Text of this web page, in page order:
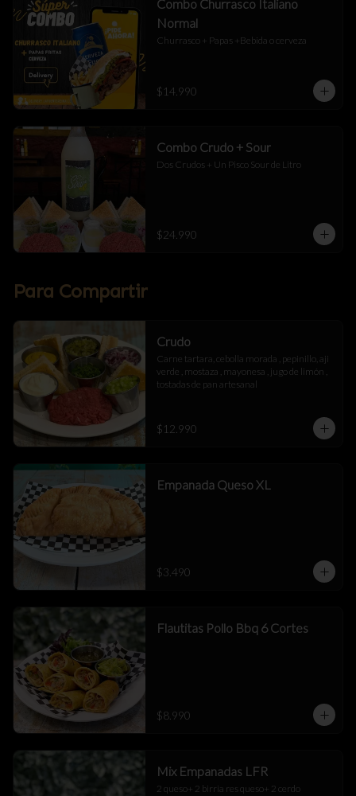
Combo Churrasco Italiano
Normal
Churrasco + Papas +Bebida o cerveza
$14.990
Combo Crudo + Sour
Dos Crudos + Un Pisco Sour de Litro
$24.990
Para Compartir
Crudo
Carne tartara, cebolla morada , pepinillo, aji
verde , mostaza , mayonesa , jugo de limón ,
tostadas de pan artesanal
$12.990
Empanada Queso XL
$3.490
Flautitas Pollo Bbq 6 Cortes
$8.990
Mix Empanadas LFR
2 queso+ 2 birria res queso+ 2 cerdo